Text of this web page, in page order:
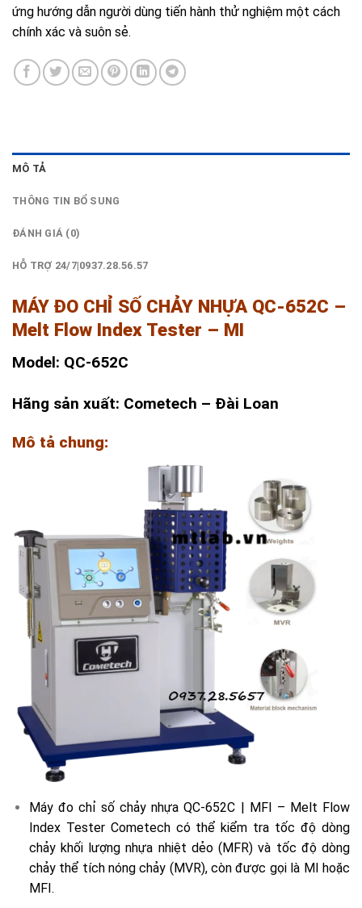
ứng hướng dẫn người dùng tiến hành thử nghiệm một cách
chính xác và suôn sẻ.
MÔ TẢ
THÔNG TIN BỔ SUNG
ĐÁNH GIÁ (0)
HỖ TRỢ 24/7|0937.28.56.57
MÁY ĐO CHỈ SỐ CHẢY NHỰA QC-652C –
Melt Flow Index Tester – MI
Model: QC-652C
Hãng sản xuất: Cometech – Đài Loan
Mô tả chung:
Máy đo chỉ số chảy nhựa QC-652C | MFI – Melt Flow
Index Tester Cometech có thể kiểm tra tốc độ dòng
chảy khối lượng nhựa nhiệt dẻo (MFR) và tốc độ dòng
chảy thể tích nóng chảy (MVR), còn được gọi là MI hoặc
MFI.